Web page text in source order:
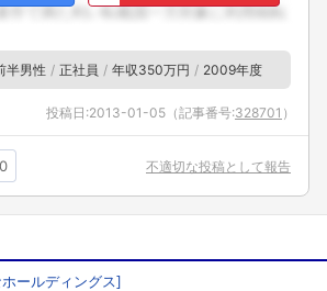
半男性 正社員 年収350万円 2009年度
投稿日:2013-01-05 （記事番号:328701 ）
0 不適切な投稿として報告
ールディングス]